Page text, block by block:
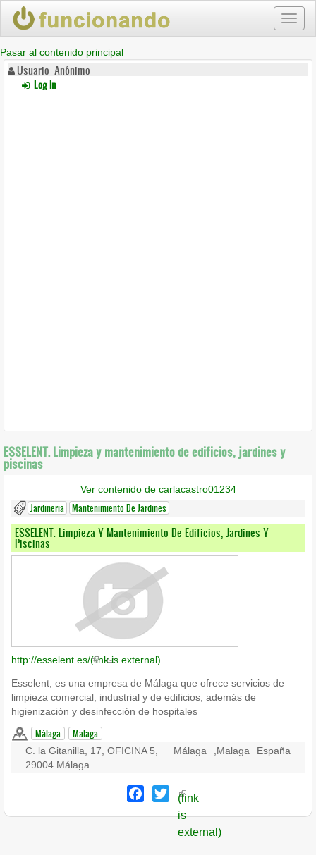
Pasar al contenido principal
Usuario: Anónimo
Log In
ESSELENT. Limpieza y mantenimiento de edificios, jardines y
piscinas
Ver contenido de carlacastro01234
Jardineria Mantenimiento De Jardines
ESSELENT. Limpieza Y Mantenimiento De Edificios, Jardines Y
Piscinas
http://esselent.es/(link is external)
Esselent, es una empresa de Málaga que ofrece servicios de
limpieza comercial, industrial y de edificios, además de
higienización y desinfección de hospitales
Málaga Malaga
C. la Gitanilla, 17, OFICINA 5,
29004 Málaga
Málaga Malaga España
Facebook
Twitter
(link
is
external)